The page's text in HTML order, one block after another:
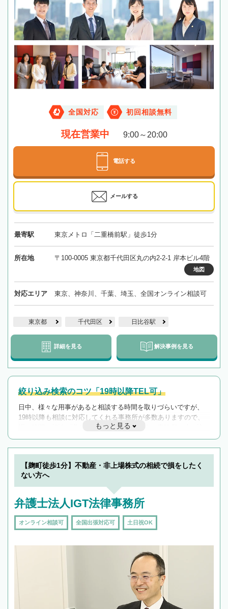
全国対応 初回相談無料
現在営業中 9:00～20:00
電話する
メールする
最寄駅 東京メトロ「二重橋前駅」徒歩1分
所在地 〒100-0005 東京都千代田区丸の内2-2-1 岸本ビル4階
地図
対応エリア 東京、神奈川、千葉、埼玉、全国オンライン相談可
東京都 千代田区 日比谷駅
詳細を見る 解決事例を見る
絞り込み検索のコツ「19時以降TEL可」
日中、様々な用事があると相談する時間を取りづらいですが、
19時以降も相談に対応してくれる事務所が多数ありますので、
遅い時間の相談が増えそうな場合はそのような事務所に絞り込
んで検索してみましょう。
19時以降TEL可の条件
を加えて再検索
もっと見る
【麹町徒歩1分】不動産・非上場株式の相続で損をしたく
ない方へ
弁護士法人IGT法律事務所
オンライン相談可 全国出張対応可 土日祝OK